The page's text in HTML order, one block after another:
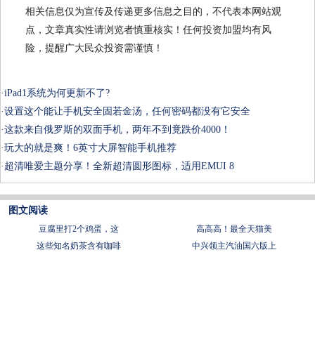
相关信息仅为宣传及传递更多信息之目的，不代表本网站观
点，文章真实性请浏览者慎重核实！任何投资加盟均有风
险，提醒广大民众投资需谨慎！
·iPad1系统为何更新不了?
·设置这个能让手机安全固若金汤，任何密码都没有它安全
·这款来自俄罗斯的双面手机，两年不到竟跌价4000！
·玩大的就是爽！6英寸大屏智能手机推荐
· 超清唯爱主题分享！全新超清圆形图标，适用EMUI 8
图文阅读
豆腐里打2个鸡蛋，这
​高高高！最全天猫美
这些知名奶茶含有咖啡
中兴领主汽油国六版上